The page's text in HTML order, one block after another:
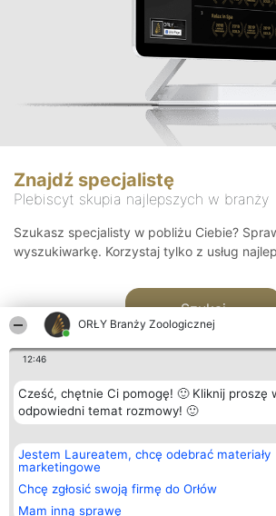
ORŁY Branży Zoologicznej
12:46
Cześć, chętnie Ci pomogę! 🙂 Kliknij proszę
odpowiedni temat rozmowy! 🙂
Jestem Laureatem, chcę odebrać materiały
marketingowe
Chcę zgłosić swoją firmę do Orłów
Mam inną sprawę
Znajdź specjalistę
Plebiscyt skupia najlepszych w branży
Szukasz specjalisty w pobliżu Ciebie?
wyszukiwarkę. Korzystaj tylko z usług
Szukaj
Organizator plebiscytu
Bright Side Solutions sp. z o.
o. sp. k.
ul. Ruska 22
Wrocław 50-079
KRS 0000749100 | Regon
Plebiscyt
Laureaci
wszystkich
Laureatów